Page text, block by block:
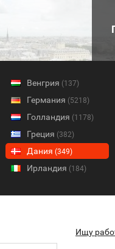
Венгрия (137)
Германия (5218)
Голландия (1178)
Греция (382)
Дания (349)
Ирландия (184)
Ищу